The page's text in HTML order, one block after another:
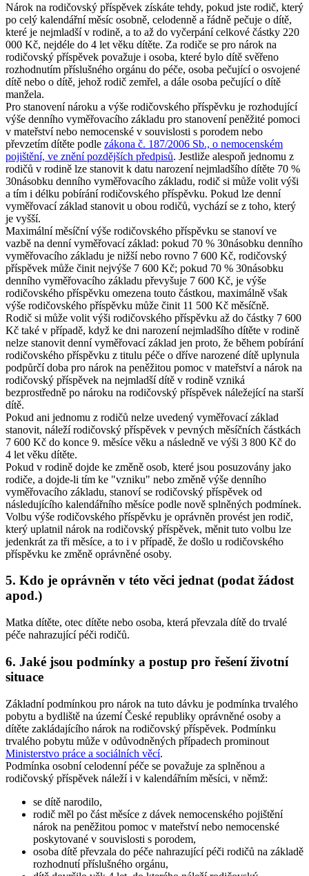
Nárok na rodičovský příspěvek získáte tehdy, pokud jste rodič, který
po celý kalendářní měsíc osobně, celodenně a řádně pečuje o dítě,
které je nejmladší v rodině, a to až do vyčerpání celkové částky 220
000 Kč, nejdéle do 4 let věku dítěte. Za rodiče se pro nárok na
rodičovský příspěvek považuje i osoba, které bylo dítě svěřeno
rozhodnutím příslušného orgánu do péče, osoba pečující o osvojené
dítě nebo o dítě, jehož rodič zemřel, a dále osoba pečující o dítě
manžela.
Pro stanovení nároku a výše rodičovského příspěvku je rozhodující
výše denního vyměřovacího základu pro stanovení peněžité pomoci
v mateřství nebo nemocenské v souvislosti s porodem nebo
převzetím dítěte podle zákona č. 187/2006 Sb., o nemocenském
pojištění, ve znění pozdějších předpisů. Jestliže alespoň jednomu z
rodičů v rodině lze stanovit k datu narození nejmladšího dítěte 70 %
30násobku denního vyměřovacího základu, rodič si může volit výši
a tím i délku pobírání rodičovského příspěvku. Pokud lze denní
vyměřovací základ stanovit u obou rodičů, vychází se z toho, který
je vyšší.
Maximální měsíční výše rodičovského příspěvku se stanoví ve
vazbě na denní vyměřovací základ: pokud 70 % 30násobku denního
vyměřovacího základu je nižší nebo rovno 7 600 Kč, rodičovský
příspěvek může činit nejvýše 7 600 Kč; pokud 70 % 30násobku
denního vyměřovacího základu převyšuje 7 600 Kč, je výše
rodičovského příspěvku omezena touto částkou, maximálně však
výše rodičovského příspěvku může činit 11 500 Kč měsíčně.
Rodič si může volit výši rodičovského příspěvku až do částky 7 600
Kč také v případě, když ke dni narození nejmladšího dítěte v rodině
nelze stanovit denní vyměřovací základ jen proto, že během pobírání
rodičovského příspěvku z titulu péče o dříve narozené dítě uplynula
podpůrčí doba pro nárok na peněžitou pomoc v mateřství a nárok na
rodičovský příspěvek na nejmladší dítě v rodině vzniká
bezprostředně po nároku na rodičovský příspěvek náležející na starší
dítě.
Pokud ani jednomu z rodičů nelze uvedený vyměřovací základ
stanovit, náleží rodičovský příspěvek v pevných měsíčních částkách
7 600 Kč do konce 9. měsíce věku a následně ve výši 3 800 Kč do
4 let věku dítěte.
Pokud v rodině dojde ke změně osob, které jsou posuzovány jako
rodiče, a dojde-li tím ke "vzniku" nebo změně výše denního
vyměřovacího základu, stanoví se rodičovský příspěvek od
následujícího kalendářního měsíce podle nově splněných podmínek.
Volbu výše rodičovského příspěvku je oprávněn provést jen rodič,
který uplatnil nárok na rodičovský příspěvek, měnit tuto volbu lze
jedenkrát za tři měsíce, a to i v případě, že došlo u rodičovského
příspěvku ke změně oprávněné osoby.
5. Kdo je oprávněn v této věci jednat (podat žádost
apod.)
Matka dítěte, otec dítěte nebo osoba, která převzala dítě do trvalé
péče nahrazující péči rodičů.
6. Jaké jsou podmínky a postup pro řešení životní
situace
Základní podmínkou pro nárok na tuto dávku je podmínka trvalého
pobytu a bydliště na území České republiky oprávněné osoby a
dítěte zakládajícího nárok na rodičovský příspěvek. Podmínku
trvalého pobytu může v odůvodněných případech prominout
Ministerstvo práce a sociálních věcí.
Podmínka osobní celodenní péče se považuje za splněnou a
rodičovský příspěvek náleží i v kalendářním měsíci, v němž:
se dítě narodilo,
rodič měl po část měsíce z dávek nemocenského pojištění
nárok na peněžitou pomoc v mateřství nebo nemocenské
poskytované v souvislosti s porodem,
osoba dítě převzala do péče nahrazující péči rodičů na základě
rozhodnutí příslušného orgánu,